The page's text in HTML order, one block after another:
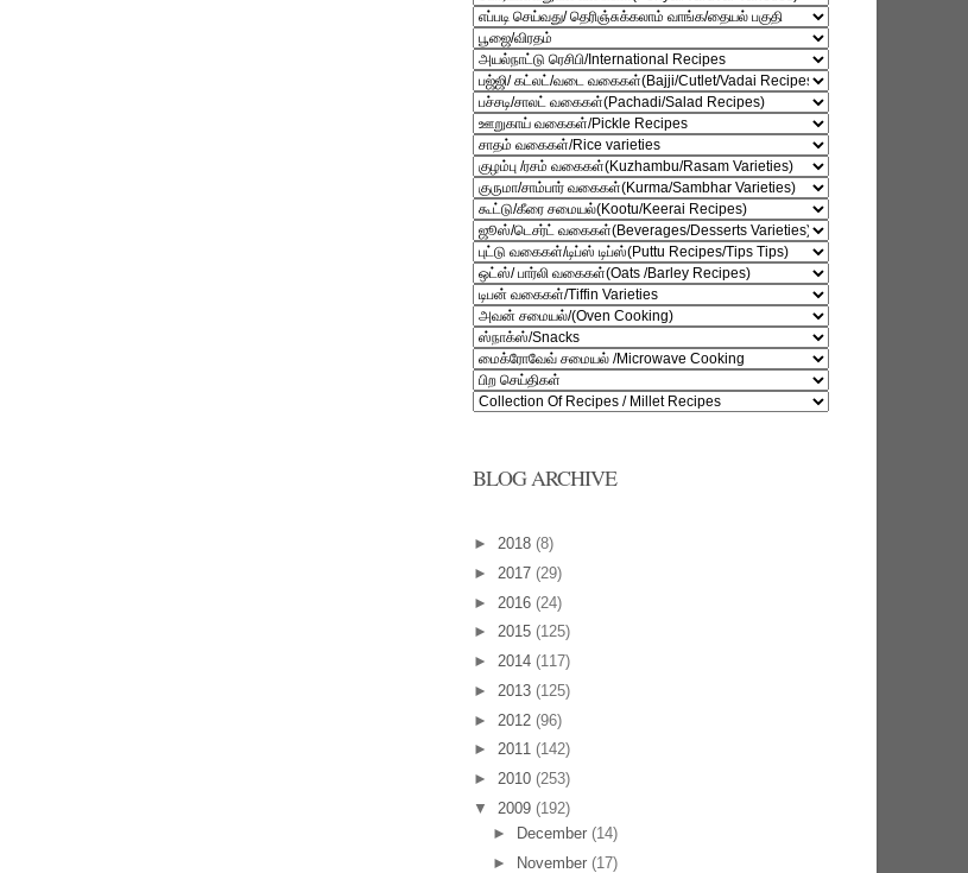
BLOG ARCHIVE
► 2018 (8)
► 2017 (29)
► 2016 (24)
► 2015 (125)
► 2014 (117)
► 2013 (125)
► 2012 (96)
► 2011 (142)
► 2010 (253)
▼ 2009 (192)
►
December (14)
►
November (17)